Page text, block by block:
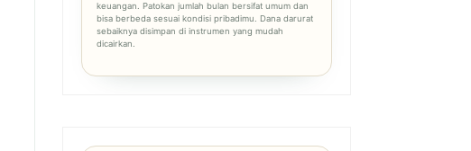
keuangan. Patokan jumlah bulan bersifat umum dan
bisa berbeda sesuai kondisi pribadimu. Dana darurat
sebaiknya disimpan di instrumen yang mudah
dicairkan.